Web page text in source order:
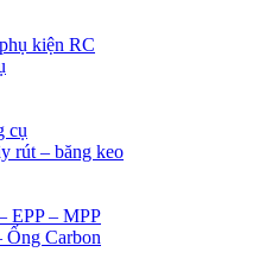
kiện RC
cụ
rút – băng keo
EPP – MPP
Ống Carbon